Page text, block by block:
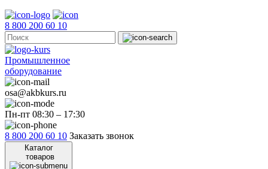
8 800 200 60 10
Промышленное
оборудование
osa@akbkurs.ru
Пн-пт 08:30 – 17:30
8 800 200 60 10 Заказать звонок
Каталог
товаров